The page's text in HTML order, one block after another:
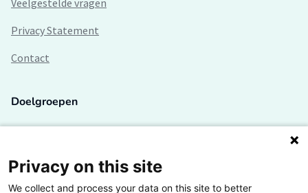
Veelgestelde vragen
Privacy Statement
Contact
Doelgroepen
Lectoren en onderzoekers
Bedrijven
Privacy on this site
We collect and process your data on this site to better